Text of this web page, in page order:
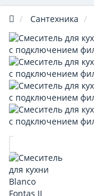
Сантехника